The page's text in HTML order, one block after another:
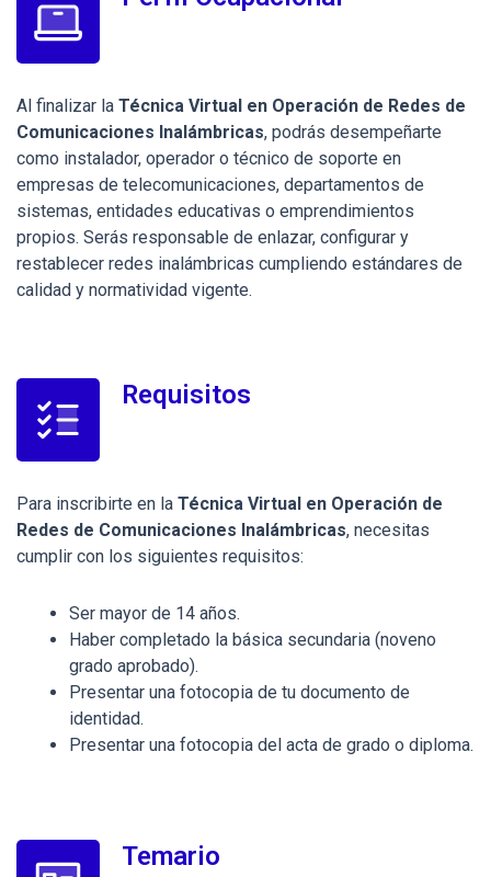
Al finalizar la Técnica Virtual en Operación de Redes de
Comunicaciones Inalámbricas, podrás desempeñarte
como instalador, operador o técnico de soporte en
empresas de telecomunicaciones, departamentos de
sistemas, entidades educativas o emprendimientos
propios. Serás responsable de enlazar, configurar y
restablecer redes inalámbricas cumpliendo estándares de
calidad y normatividad vigente.
Requisitos
Para inscribirte en la Técnica Virtual en Operación de
Redes de Comunicaciones Inalámbricas, necesitas
cumplir con los siguientes requisitos:
Ser mayor de 14 años.
Haber completado la básica secundaria (noveno
grado aprobado).
Presentar una fotocopia de tu documento de
identidad.
Presentar una fotocopia del acta de grado o diploma.
Temario